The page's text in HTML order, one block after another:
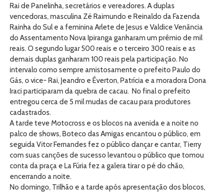
Rai de Panelinha, secretários e vereadores. A duplas
vencedoras, masculina Zé Raimundo e Reinaldo da Fazenda
Rainha do Sul e a feminina Arlete de Jesus e Valdice Venância
do Assentamento Nova Ipiranga ganharam um prêmio de mil
reais. O segundo lugar 500 reais e o terceiro 300 reais e as
demais duplas ganharam 100 reais pela participação. No
intervalo como sempre amistosamente o prefeito Paulo do
Gás, o vice- Rai, Jeandro e Éverton, Patrícia e a moradora Dona
Iraci participaram da quebra de cacau. No final o prefeito
entregou cerca de 5 mil mudas de cacau para produtores
cadastrados.
A tarde teve Motocross e os blocos na avenida e a noite no
palco de shows, Boteco das Amigas encantou o público, em
seguida Vitor Fernandes fez o público dançar e cantar, Tierry
com suas canções de sucesso levantou o público que tomou
conta da praça e La Fúria fez a galera tirar o pé do chão,
encerrando a noite.
No domingo, Trilhão e a tarde após apresentação dos blocos,